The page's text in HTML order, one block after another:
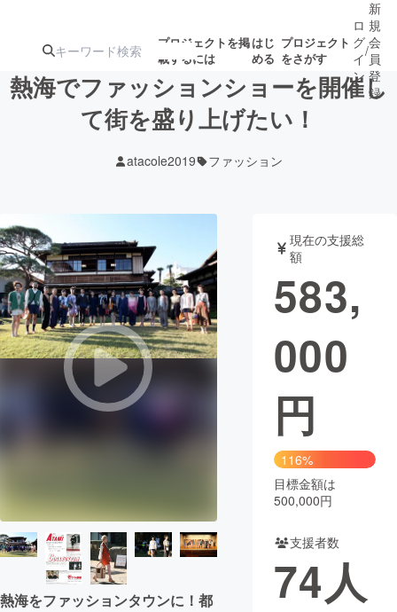
プロジェクトを掲
載するには
はじ
める
プロジェクト
をさがす
ジェクト
ロジェクト
アート・写真 音楽
テクノロジー・ガジェット ゲーム・サ
映像・映画
ビジネス・起業
CAMPFIRE Creation
CAMPFIREふるさと納税
コミュニティ
ロ
グ
イ
ン
/
新
規
会
員
登
録
熱海でファッションショーを開催し
て街を盛り上げたい！
atacole2019 ファッション
熱海をファッションタウンに！都
現在の支援総
額
583,
000
円
116%
目標金額は
500,000円
支援者数
74人